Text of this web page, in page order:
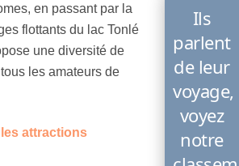
en passant par la
flottants du lac Tonlé
une diversité de
les amateurs de
attractions
Ils
parlent
de leur
voyage,
voyez
notre